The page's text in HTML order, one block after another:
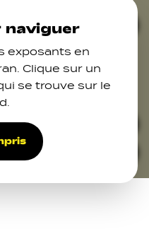
naviguer
exposants en
Clique sur un
se trouve sur le